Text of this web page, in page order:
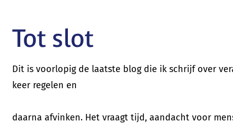
Tot slot
Dit is voorlopig de laatste blog die ik schrijf over
keer regelen en
daarna afvinken. Het vraagt tijd, aandacht voor